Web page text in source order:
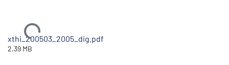
Ladataan...
xthi_200503_2005_dig.pdf
2.39 MB